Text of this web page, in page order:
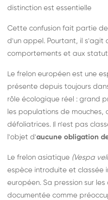
distinction est essentielle
Cette confusion fait partie
d'un appel. Pourtant, il s'agit
comportements et aux
Le frelon européen est une
présente depuis toujours
rôle écologique réel : grand
les populations de mouches,
défoliatrices. Il n'est pas
l'objet d'aucune obligation
Le frelon asiatique (Vespa
espèce introduite et classée
européen. Sa pression sur
documentée comme